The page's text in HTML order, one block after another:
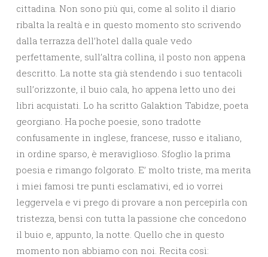
cittadina. Non sono più qui, come al solito il diario
ribalta la realtà e in questo momento sto scrivendo
dalla terrazza dell’hotel dalla quale vedo
perfettamente, sull’altra collina, il posto non appena
descritto. La notte sta già stendendo i suo tentacoli
sull’orizzonte, il buio cala, ho appena letto uno dei
libri acquistati. Lo ha scritto Galaktion Tabidze, poeta
georgiano. Ha poche poesie, sono tradotte
confusamente in inglese, francese, russo e italiano,
in ordine sparso, è meraviglioso. Sfoglio la prima
poesia e rimango folgorato. E’ molto triste, ma merita
i miei famosi tre punti esclamativi, ed io vorrei
leggervela e vi prego di provare a non percepirla con
tristezza, bensì con tutta la passione che concedono
il buio e, appunto, la notte. Quello che in questo
momento non abbiamo con noi. Recita così: